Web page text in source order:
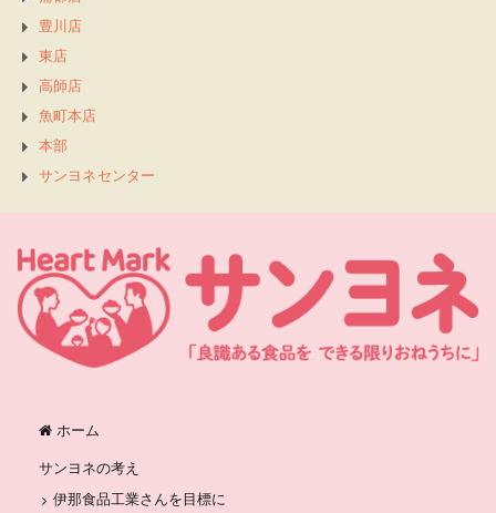
豊川店
東店
高師店
魚町本店
本部
サンヨネセンター
ホーム
サンヨネの考え
伊那食品工業さんを目標に